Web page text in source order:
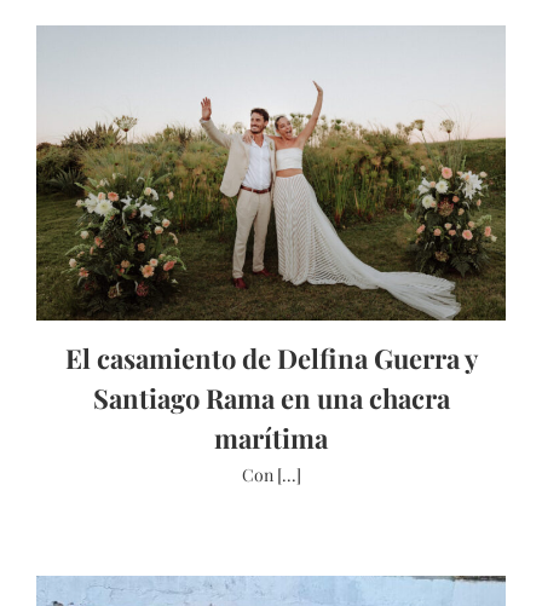
El casamiento de Delfina Guerra y
Santiago Rama en una chacra
marítima
Con [...]